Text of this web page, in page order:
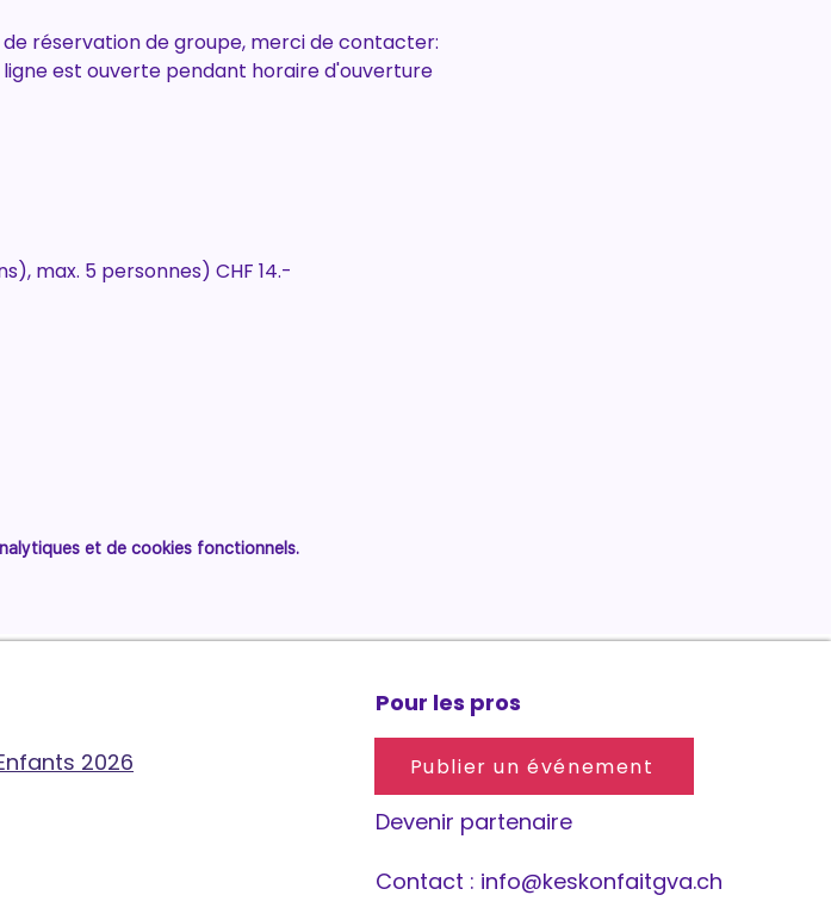
réservation de groupe, merci de contacter:
ligne est ouverte pendant horaire d'ouverture
max. 5 personnes) CHF 14.-
et de cookies fonctionnels.
2026
Pour les pros
Devenir partenaire
Contact : info@keskonfaitgva.ch
Publier un événement